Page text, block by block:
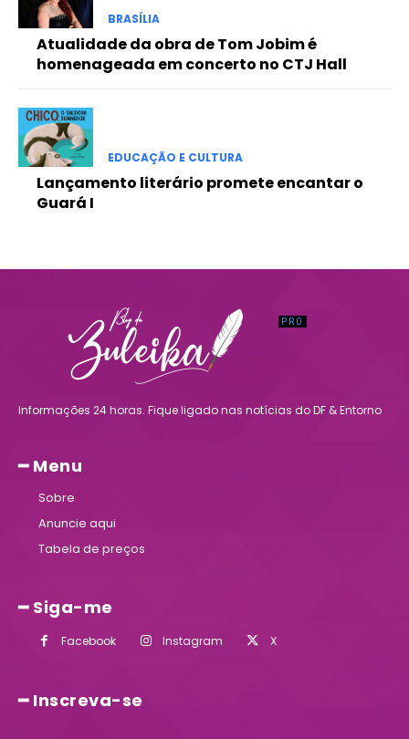
Donec quis est ac felis
Orci varius natoque dolor
BRASÍLIA
Atualidade da obra de Tom Jobim é
homenageada em concerto no CTJ Hall
EDUCAÇÃO E CULTURA
Lançamento literário promete encantar o
Guará I
Informações 24 horas. Fique ligado nas notícias do DF & Entorno
━ Menu
Sobre
Anuncie aqui
Tabela de preços
━ Siga-me
Facebook Instagram X
━ Inscreva-se